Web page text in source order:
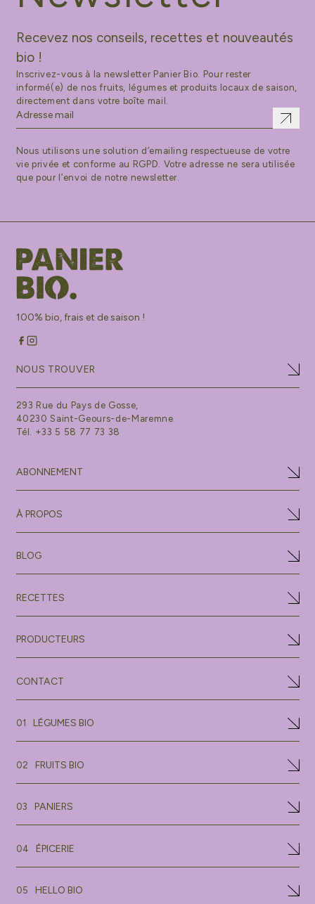
Recevez nos conseils, recettes et nouveautés
bio !
Inscrivez-vous à la newsletter Panier Bio. Pour rester
informé(e) de nos fruits, légumes et produits locaux de saison,
directement dans votre boîte mail.
Nous utilisons une solution d’emailing respectueuse de votre
vie privée et conforme au RGPD. Votre adresse ne sera utilisée
que pour l’envoi de notre newsletter.
100% bio, frais et de saison !
NOUS TROUVER
293 Rue du Pays de Gosse,
40230 Saint-Geours-de-Maremne
Tél. +33 5 58 77 73 38
ABONNEMENT
À PROPOS
BLOG
RECETTES
PRODUCTEURS
CONTACT
01 LÉGUMES BIO
02 FRUITS BIO
03 PANIERS
04 ÉPICERIE
05 HELLO BIO